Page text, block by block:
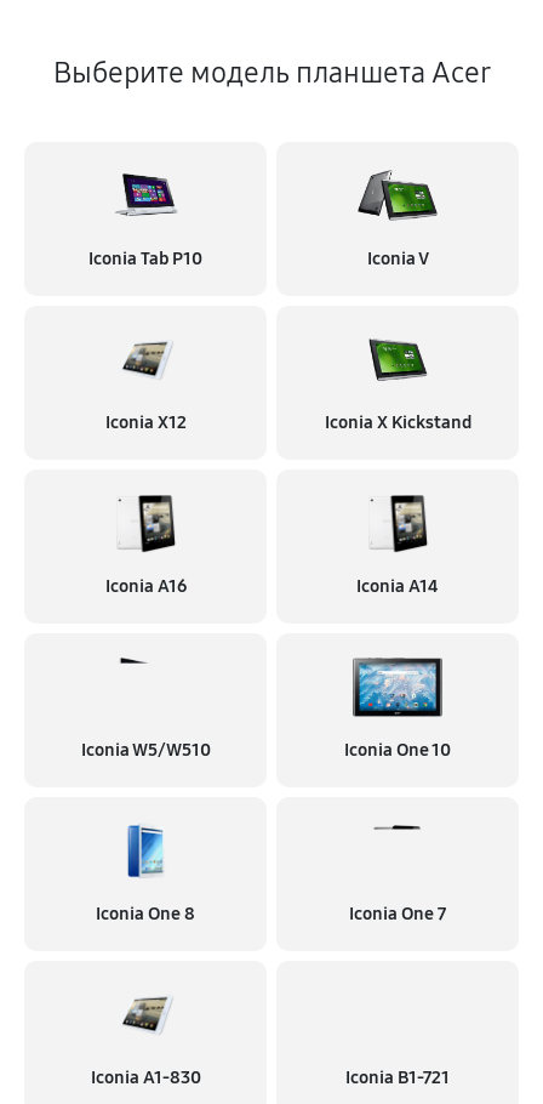
Выберите модель планшета Acer
Iconia Tab P10 Iconia V
Iconia X12 Iconia X Kickstand
Iconia A16 Iconia A14
Iconia W5/W510 Iconia One 10
Iconia One 8 Iconia One 7
Iconia A1‑830 Iconia B1‑721